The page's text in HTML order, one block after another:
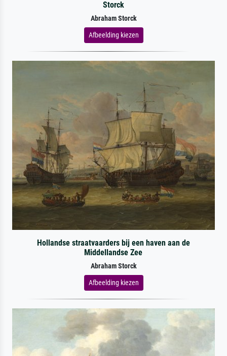
Storck
Abraham Storck
Afbeelding kiezen
Hollandse straatvaarders bij een haven aan de
Middellandse Zee
Abraham Storck
Afbeelding kiezen